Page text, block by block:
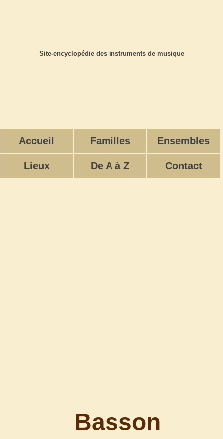
Site-encyclopédie des instruments de musique
Accueil Familles Ensembles
Lieux De A à Z Contact
Basson